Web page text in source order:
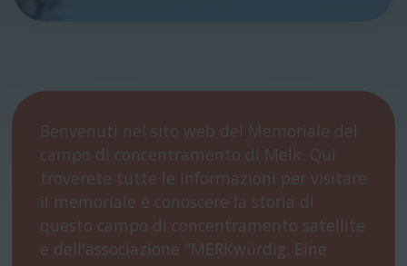
Benvenuti nel sito web del Memoriale del
campo di concentramento di Melk. Qui
troverete tutte le informazioni per visitare
il memoriale e conoscere la storia di
questo campo di concentramento satellite
e dell'associazione "MERKwürdig. Eine